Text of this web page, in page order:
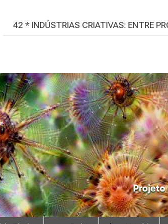
42 * INDÚSTRIAS CRIATIVAS: ENTRE